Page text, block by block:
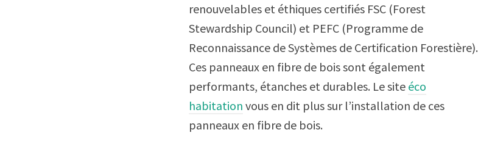
renouvelables et éthiques certifiés FSC (Forest
Stewardship Council) et PEFC (Programme de
Reconnaissance de Systèmes de Certification Forestière).
Ces panneaux en fibre de bois sont également
performants, étanches et durables. Le site éco
habitation vous en dit plus sur l’installation de ces
panneaux en fibre de bois.